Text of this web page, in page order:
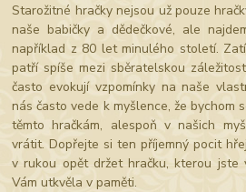
Starožitné hračky nejsou už pouze
naše babičky a dědečkové, ale
například z 80 let minulého století.
patří spíše mezi sběratelskou
často evokují vzpomínky na naše
nás často vede k myšlence, že bychom
těmto hračkám, alespoň v našich
vrátit. Dopřejte si ten příjemný pocit
v rukou opět držet hračku, kterou jste
Vám utkvěla v paměti.